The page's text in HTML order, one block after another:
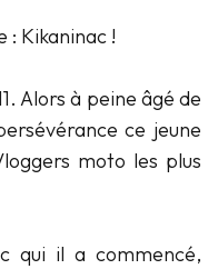
: Kikaninac !
Alors à peine âgé de
ce jeune
moto les plus
qui il a commencé,